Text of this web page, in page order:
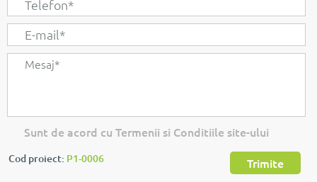
Sunt de acord cu Termenii si Conditiile site-ului
Cod proiect: P1-0006 Trimite